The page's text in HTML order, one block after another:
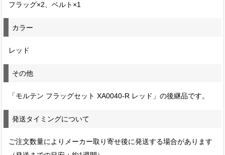
フラッグ×2、ベルト×1
カラー
レッド
その他
「モルテン フラッグセット XA0040-R レッド」の後継品です。
発送タイミングについて
ご注文数量によりメーカー取り寄せ後に発送する場合があります